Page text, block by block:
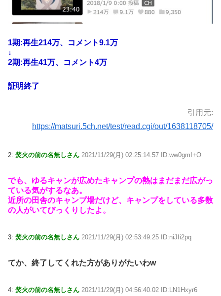
1期:再生214万、コメント9.1万
↓
2期:再生41万、コメント4万
証明終了
引用元:
https://matsuri.5ch.net/test/read.cgi/out/1638118705/
2: 焚火の前の名無しさん 2021/11/29(月) 02:25:14.57 ID:ww0gmI+O
でも、ゆるキャンが広めたキャンプの熱はまだまだ広がっ
ている気がするなあ。
近所の田舎のキャンプ場だけど、キャンプをしている多数
の人がいてびっくりしたよ。
3: 焚火の前の名無しさん 2021/11/29(月) 02:53:49.25 ID:niJIi2pq
てか、終了してくれた方がありがたいわw
4: 焚火の前の名無しさん 2021/11/29(月) 04:56:40.02 ID:LN1Hxyr6